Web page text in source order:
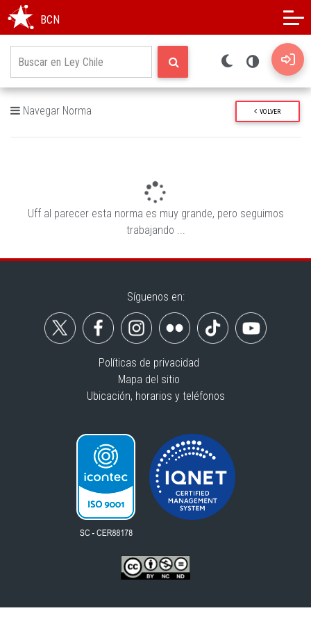
BCN
Navegar Norma VOLVER
El texto de esta versión no se encuentra vigente
Ir al texto vigente
RECOPILACION ACTUALIZADA DE NORMAS
MINISTERIO DE HACIENDA;SUPERINTENDENCIA DE BANCOS E
INSTITUCIONES FINANCIERAS
Promulgación: 13-DIC-1988
no tiene
Intermedio - de 07-OCT-1991 a14-OCT-1991
CONCORDANCIA MODIFICACION